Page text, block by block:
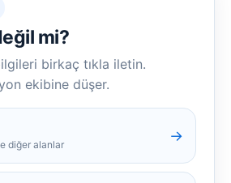
mi?
birkaç tıkla iletin.
ekibine düşer.
diğer alanlar
→